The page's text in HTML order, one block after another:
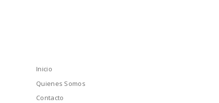
Inicio
Quienes Somos
Contacto